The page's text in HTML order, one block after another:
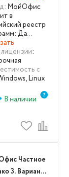
для
X5-P3C-
NG-
G
: МойОфис
в
реестр
Да…
:
с
Linux
В наличии
Частное
3. Вариант